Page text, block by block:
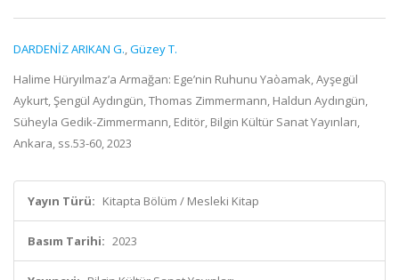
DARDENİZ ARIKAN G.,Güzey T.
Halime Hüryılmaz’a Armağan: Ege’nin Ruhunu Yaòamak, Ayşegül
Aykurt, Şengül Aydıngün, Thomas Zimmermann, Haldun Aydıngün,
Süheyla Gedik-Zimmermann, Editör, Bilgin Kültür Sanat Yayınları,
Ankara, ss.53-60, 2023
Yayın Türü: Kitapta Bölüm / Mesleki Kitap
Basım Tarihi: 2023